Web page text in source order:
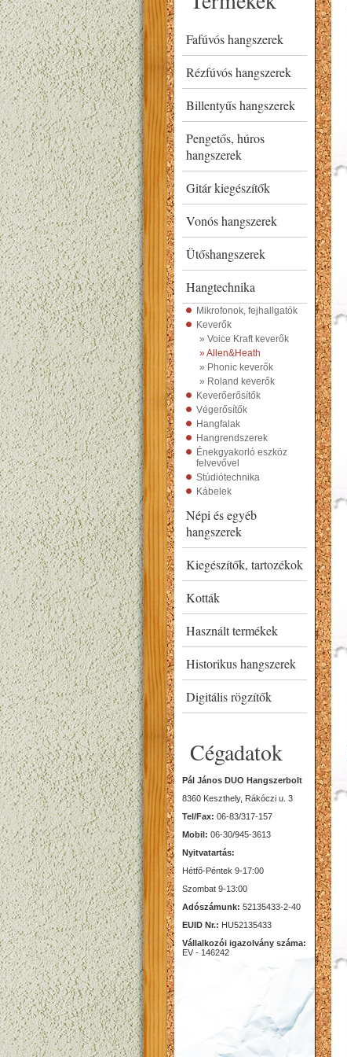
Fafúvós hangszerek
Rézfúvós hangszerek
Billentyűs hangszerek
Pengetős, húros
hangszerek
Gitár kiegészítők
Vonós hangszerek
Ütőshangszerek
Hangtechnika
Mikrofonok, fejhallgatók
Keverők
» Voice Kraft keverők
» Allen&Heath
» Phonic keverők
» Roland keverők
Keverőerősítők
Végerősítők
Hangfalak
Hangrendszerek
Énekgyakorló eszköz
felvevővel
Stúdiótechnika
Kábelek
Népi és egyéb
hangszerek
Kiegészítők, tartozékok
Kották
Használt termékek
Historikus hangszerek
Digitális rögzítők
Cégadatok
Pál János DUO Hangszerbolt
8360 Keszthely, Rákóczi u. 3
Tel/Fax: 06-83/317-157
Mobil: 06-30/945-3613
Nyitvatartás:
Hétfő-Péntek 9-17:00
Szombat 9-13:00
Adószámunk: 52135433-2-40
EUID Nr.: HU52135433
Vállalkozói igazolvány száma:
EV - 146242